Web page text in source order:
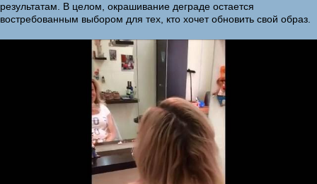
результатам. В целом, окрашивание деграде остается
востребованным выбором для тех, кто хочет обновить свой образ.